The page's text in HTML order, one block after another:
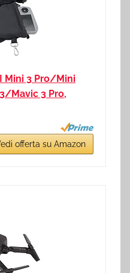
Mini 3 Pro/Mini
Mavic 3 Pro,
offerta su Amazon